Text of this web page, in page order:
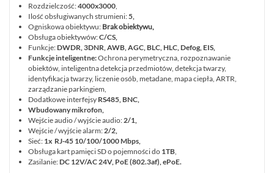
Rozdzielczość:4000x3000,
Ilość obsługiwanych strumieni:5,
Ogniskowa obiektywu: Brak obiektywu,
Obsługa obiektywów:C/CS,
Funkcje:DWDR, 3DNR, AWB, AGC, BLC, HLC, Defog, EIS,
Funkcje inteligentne:Ochrona perymetryczna, rozpoznawanie
obiektów, inteligentna detekcja przedmiotów, detekcja twarzy,
identyfikacja twarzy, liczenie osób, metadane, mapa ciepła, ARTR,
zarządzanie parkingiem,
Dodatkowe interfejsy RS485, BNC,
Wbudowany mikrofon,
Wejście audio / wyjście audio:2/1,
Wejście / wyjście alarm:2/2,
Sieć: 1x RJ-45 10/100/1000 Mbps,
Obsługa kart pamięci SD o pojemności do 1TB,
Zasilanie:DC 12V/AC 24V, PoE (802.3af), ePoE.